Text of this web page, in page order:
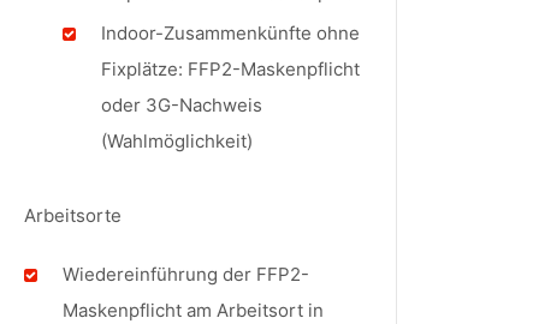
Indoor-Zusammenkünfte ohne
Fixplätze: FFP2-Maskenpflicht
oder 3G-Nachweis
(Wahlmöglichkeit)
Arbeitsorte
Wiedereinführung der FFP2-
Maskenpflicht am Arbeitsort in